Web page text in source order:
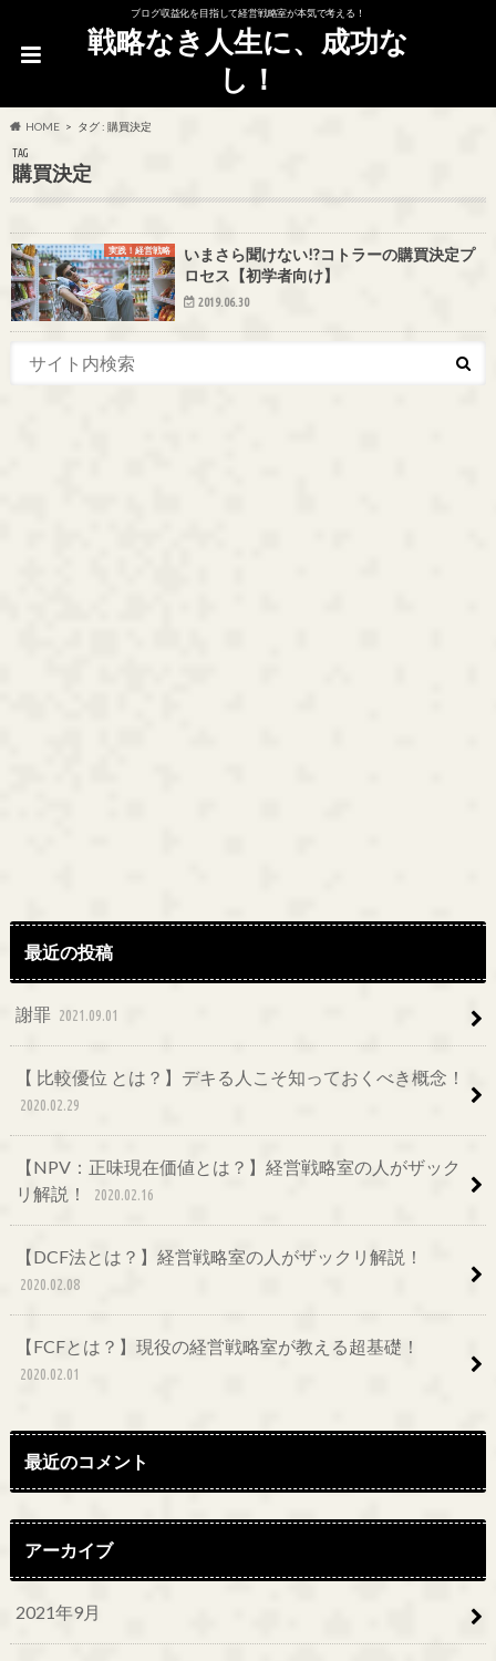
ブログ収益化を目指して経営戦略室が本気で考える！
戦略なき人生に、成功な
し！
HOME タグ : 購買決定
TAG
購買決定
実践！経営戦略
いまさら聞けない!?コトラーの購買決定プ
ロセス【初学者向け】
2019.06.30
最近の投稿
謝罪 2021.09.01
【 比較優位 とは？】デキる人こそ知っておくべき概念！
2020.02.29
【NPV：正味現在価値とは？】経営戦略室の人がザック
リ解説！
2020.02.16
【DCF法とは？】経営戦略室の人がザックリ解説！
2020.02.08
【FCFとは？】現役の経営戦略室が教える超基礎！
2020.02.01
最近のコメント
アーカイブ
2021年9月